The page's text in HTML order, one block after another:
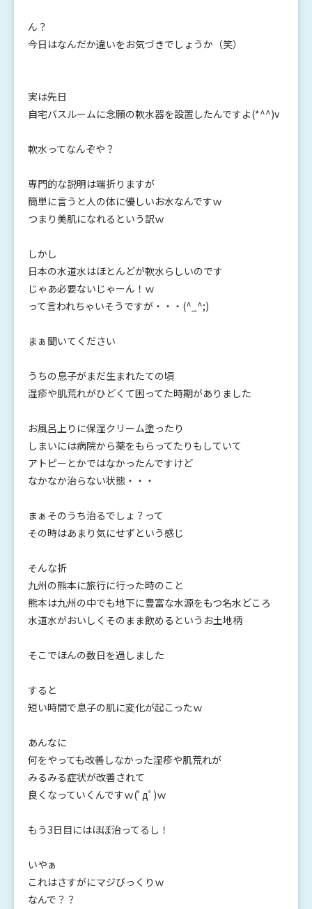
ん？
今日はなんだか違いをお気づきでしょうか（笑）
実は先日
自宅バスルームに念願の軟水器を設置したんですよ(*^^)v
軟水ってなんぞや？
専門的な説明は端折りますが
簡単に言うと人の体に優しいお水なんですｗ
つまり美肌になれるという訳ｗ
しかし
日本の水道水はほとんどが軟水らしいのです
じゃあ必要ないじゃーん！ｗ
って言われちゃいそうですが・・・(^_^;)
まぁ聞いてください
うちの息子がまだ生まれたての頃
湿疹や肌荒れがひどくて困ってた時期がありました
お風呂上りに保湿クリーム塗ったり
しまいには病院から薬をもらってたりもしていて
アトピーとかではなかったんですけど
なかなか治らない状態・・・
まぁそのうち治るでしょ？って
その時はあまり気にせずという感じ
そんな折
九州の熊本に旅行に行った時のこと
熊本は九州の中でも地下に豊富な水源をもつ名水どころ
水道水がおいしくそのまま飲めるというお土地柄
そこでほんの数日を過しました
すると
短い時間で息子の肌に変化が起こったｗ
あんなに
何をやっても改善しなかった湿疹や肌荒れが
みるみる症状が改善されて
良くなっていくんですｗ(ﾟдﾟ)ｗ
もう3日目にはほぼ治ってるし！
いやぁ
これはさすがにマジびっくりｗ
なんで？？